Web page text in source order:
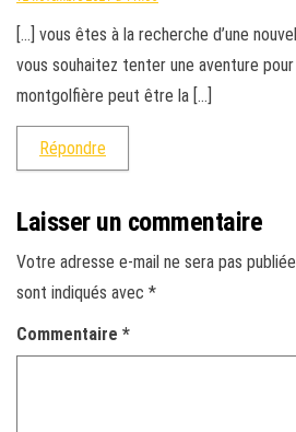
[…] vous êtes à la recherche d’une
vous souhaitez tenter une aventure
montgolfière peut être la […]
Répondre
Laisser un commentaire
Votre adresse e-mail ne sera pas
sont indiqués avec *
Commentaire *